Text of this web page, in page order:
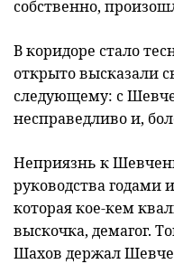
собственно,
В коридоре стало
открыто высказали
следующему: с
несправедливо и,
Неприязнь к
руководства годами
которая кое-кем
выскочка, демагог.
Шахов держал